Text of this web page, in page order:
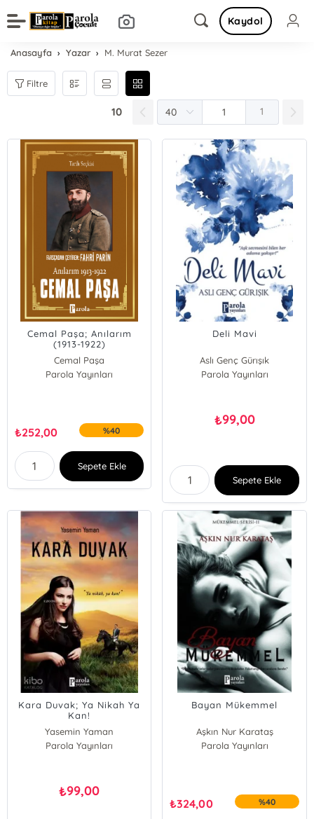
Kaydol
Anasayfa Yazar M. Murat Sezer
Filtre
10 1
Cemal Paşa; Anılarım
(1913-1922)
Cemal Paşa
Parola Yayınları
₺252,00 %40
Sepete Ekle
Deli Mavi
Aslı Genç Gürışık
Parola Yayınları
₺99,00
Sepete Ekle
Kara Duvak; Ya Nikah Ya
Kan!
Yasemin Yaman
Parola Yayınları
₺99,00
Bayan Mükemmel
Aşkın Nur Karataş
Parola Yayınları
₺324,00 %40